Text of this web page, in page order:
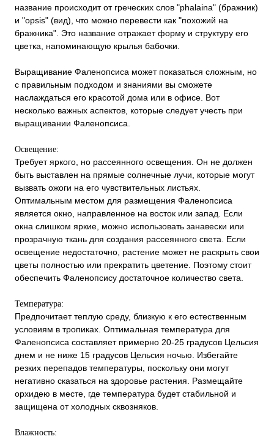
название происходит от греческих слов "phalaina" (бражник)
и "opsis" (вид), что можно перевести как "похожий на
бражника". Это название отражает форму и структуру его
цветка, напоминающую крылья бабочки.
Выращивание Фаленопсиса может показаться сложным, но
с правильным подходом и знаниями вы сможете
наслаждаться его красотой дома или в офисе. Вот
несколько важных аспектов, которые следует учесть при
выращивании Фаленопсиса.
Освещение:
Требует яркого, но рассеянного освещения. Он не должен
быть выставлен на прямые солнечные лучи, которые могут
вызвать ожоги на его чувствительных листьях.
Оптимальным местом для размещения Фаленопсиса
является окно, направленное на восток или запад. Если
окна слишком яркие, можно использовать занавески или
прозрачную ткань для создания рассеянного света. Если
освещение недостаточно, растение может не раскрыть свои
цветы полностью или прекратить цветение. Поэтому стоит
обеспечить Фаленопсису достаточное количество света.
Температура:
Предпочитает теплую среду, близкую к его естественным
условиям в тропиках. Оптимальная температура для
Фаленопсиса составляет примерно 20-25 градусов Цельсия
днем и не ниже 15 градусов Цельсия ночью. Избегайте
резких перепадов температуры, поскольку они могут
негативно сказаться на здоровье растения. Размещайте
орхидею в месте, где температура будет стабильной и
защищена от холодных сквозняков.
Влажность: